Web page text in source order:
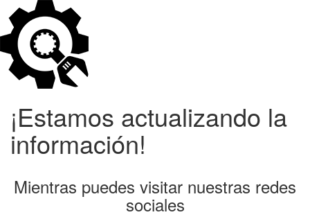
¡Estamos actualizando la
información!
Mientras puedes visitar nuestras redes
sociales